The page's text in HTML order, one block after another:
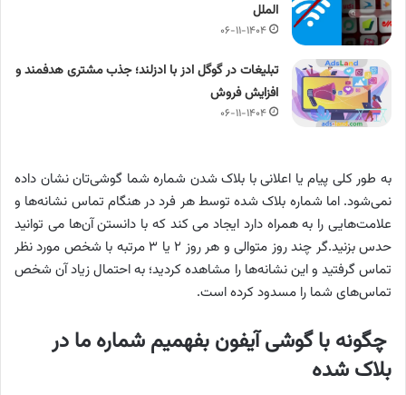
الملل
۰۶-۱۱-۱۴۰۴
تبلیغات در گوگل ادز با ادزلند؛ جذب مشتری هدفمند و
افزایش فروش
۰۶-۱۱-۱۴۰۴
به طور کلی پیام یا اعلانی با بلاک شدن شماره شما گوشی‌تان نشان داده
نمی‌شود. اما شماره بلاک شده توسط هر فرد در هنگام تماس نشانه‌ها و
علامت‌هایی را به همراه دارد ایجاد می کند که با دانستن آن‌ها می توانید
حدس بزنید.گر چند روز متوالی و هر روز ۲ یا ۳ مرتبه با شخص مورد نظر
تماس گرفتید و این نشانه‌ها را مشاهده کردید؛ به احتمال زیاد آن شخص
تماس‌های شما را مسدود کرده است.
چگونه با گوشی آیفون بفهمیم شماره‌ ما در
بلاک شده